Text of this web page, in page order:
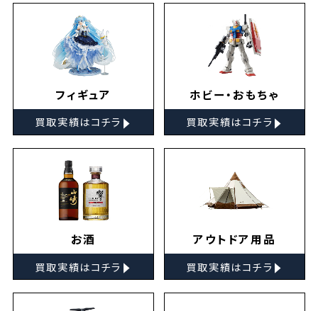
フィギュア
買取実績はコチラ ▸
ホビー・おもちゃ
買取実績はコチラ ▸
お酒
買取実績はコチラ ▸
アウトドア用品
買取実績はコチラ ▸